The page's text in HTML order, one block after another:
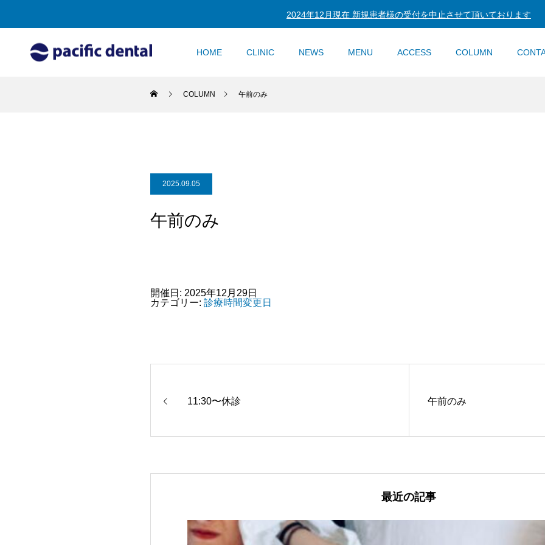
2024年12月現在 新規患者様の受付を中止させて頂いております
HOME CLINIC NEWS MENU ACCESS COLUMN
COLUMN 午前のみ
2025.09.05
午前のみ
開催日: 2025年12月29日
カテゴリー: 診療時間変更日
11:30〜休診 午前のみ
最近の記事